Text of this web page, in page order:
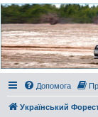
Украинский
Клуб
Всеукраинский клуб
еженедельные встречи,
Присоединяйтесь. Think.
Допомога
Український